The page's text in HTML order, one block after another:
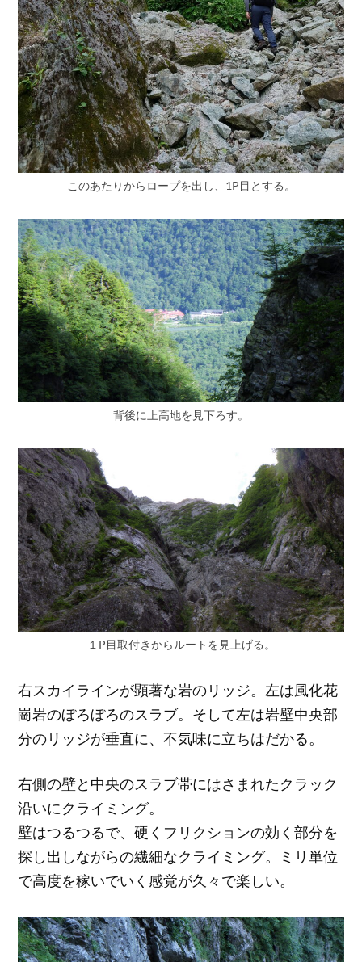
このあたりからロープを出し、1P目とする。
背後に上高地を見下ろす。
１P目取付きからルートを見上げる。
右スカイラインが顕著な岩のリッジ。左は風化花
崗岩のぼろぼろのスラブ。そして左は岩壁中央部
分のリッジが垂直に、不気味に立ちはだかる。
右側の壁と中央のスラブ帯にはさまれたクラック
沿いにクライミング。
壁はつるつるで、硬くフリクションの効く部分を
探し出しながらの繊細なクライミング。ミリ単位
で高度を稼いでいく感覚が久々で楽しい。